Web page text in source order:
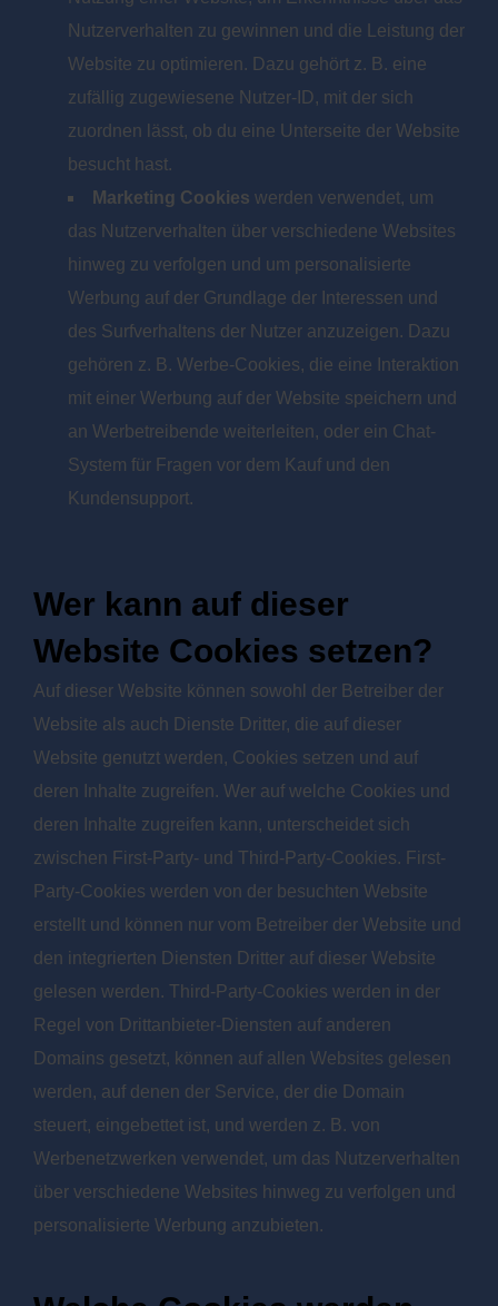
Nutzerverhalten zu gewinnen und die Leistung der
Website zu optimieren. Dazu gehört z. B. eine
zufällig zugewiesene Nutzer-ID, mit der sich
zuordnen lässt, ob du eine Unterseite der Website
besucht hast.
Marketing Cookies werden verwendet, um
das Nutzerverhalten über verschiedene Websites
hinweg zu verfolgen und um personalisierte
Werbung auf der Grundlage der Interessen und
des Surfverhaltens der Nutzer anzuzeigen. Dazu
gehören z. B. Werbe-Cookies, die eine Interaktion
mit einer Werbung auf der Website speichern und
an Werbetreibende weiterleiten, oder ein Chat-
System für Fragen vor dem Kauf und den
Kundensupport.
Wer kann auf dieser
Website Cookies setzen?
Auf dieser Website können sowohl der Betreiber der
Website als auch Dienste Dritter, die auf dieser
Website genutzt werden, Cookies setzen und auf
deren Inhalte zugreifen. Wer auf welche Cookies und
deren Inhalte zugreifen kann, unterscheidet sich
zwischen First-Party- und Third-Party-Cookies. First-
Party-Cookies werden von der besuchten Website
erstellt und können nur vom Betreiber der Website und
den integrierten Diensten Dritter auf dieser Website
gelesen werden. Third-Party-Cookies werden in der
Regel von Drittanbieter-Diensten auf anderen
Domains gesetzt, können auf allen Websites gelesen
werden, auf denen der Service, der die Domain
steuert, eingebettet ist, und werden z. B. von
Werbenetzwerken verwendet, um das Nutzerverhalten
über verschiedene Websites hinweg zu verfolgen und
personalisierte Werbung anzubieten.